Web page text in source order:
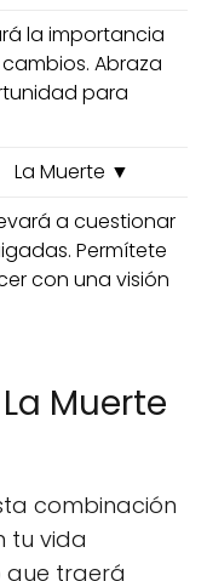
la importancia
Abraza
para
La Muerte ▼
a cuestionar
Permítete
con una visión
Muerte
combinación
tu vida
que traerá